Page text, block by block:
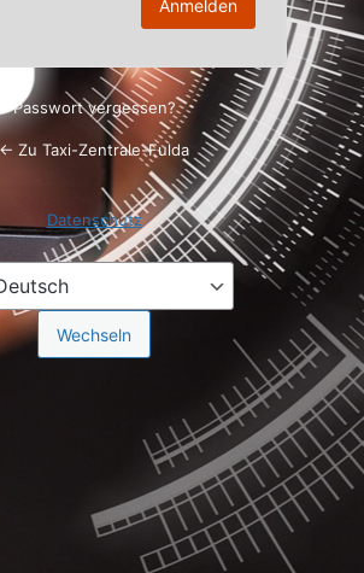
Passwort vergessen?
← Zu Taxi-Zentrale-Fulda
Datenschutz